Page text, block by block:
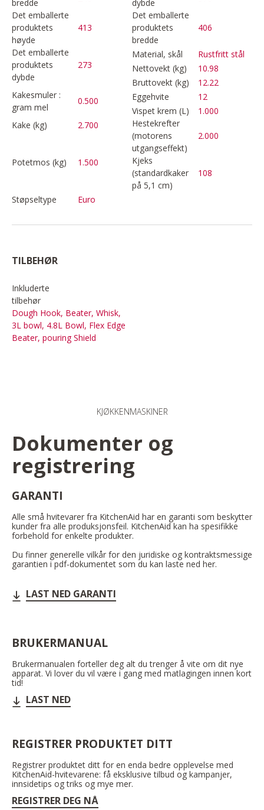
bredde
dybde
Det emballerte
produktets
høyde
413
Det emballerte
produktets
bredde
406
Det emballerte
produktets
dybde
273
Material, skål
Rustfritt stål
Nettovekt (kg)
10.98
Bruttovekt (kg)
12.22
Kakesmuler :
gram mel
0.500 Eggehvite
12
Vispet krem (L)
1.000
Kake (kg)
2.700
Hestekrefter
(motorens
utgangseffekt)
2.000
Potetmos (kg) 1.500
Kjeks
(standardkaker
på 5,1 cm)
108
Støpseltype Euro
TILBEHØR
Inkluderte
tilbehør
Dough Hook, Beater, Whisk,
3L bowl, 4.8L Bowl, Flex Edge
Beater, pouring Shield
KJØKKENMASKINER
Dokumenter og
registrering
GARANTI
Alle små hvitevarer fra KitchenAid har en garanti som beskytter
kunder fra alle produksjonsfeil. KitchenAid kan ha spesifikke
forbehold for enkelte produkter.
Du finner generelle vilkår for den juridiske og kontraktsmessige
garantien i pdf-dokumentet som du kan laste ned her.
LAST NED GARANTI
BRUKERMANUAL
Brukermanualen forteller deg alt du trenger å vite om dit nye
apparat. Vi lover du vil være i gang med matlagingen innen kort
tid!
LAST NED
REGISTRER PRODUKTET DITT
Registrer produktet ditt for en enda bedre opplevelse med
KitchenAid-hvitevarene: få eksklusive tilbud og kampanjer,
innsidetips og triks og mye mer.
REGISTRER DEG NÅ